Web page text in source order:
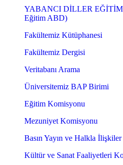
YABANCI DİLLER
Eğitim ABD)
Fakültemiz Kütüphanesi
Fakültemiz Dergisi
Veritabanı Arama
Üniversitemiz BAP Birimi
Eğitim Komisyonu
Mezuniyet Komisyonu
Basın Yayın ve Halkla
Kültür ve Sanat Faaliyetleri